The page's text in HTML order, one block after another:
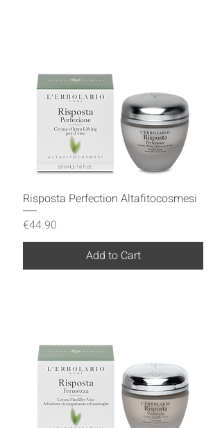
Risposta Perfection Altafitocosmesi
Price
€44.90
Add to Cart